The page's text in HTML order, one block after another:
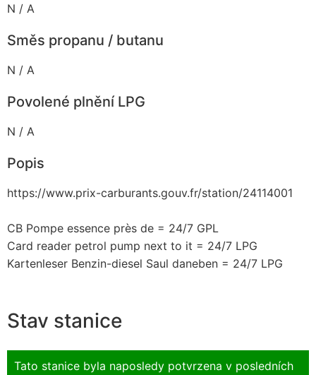
N / A
Směs propanu / butanu
N / A
Povolené plnění LPG
N / A
Popis
https://www.prix-carburants.gouv.fr/station/24114001
CB Pompe essence près de = 24/7 GPL
Card reader petrol pump next to it = 24/7 LPG
Kartenleser Benzin-diesel Saul daneben = 24/7 LPG
Stav stanice
Tato stanice byla naposledy potvrzena v posledních